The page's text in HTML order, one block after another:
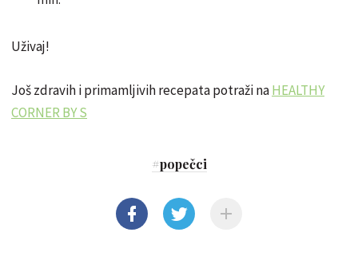
Uživaj!
Još zdravih i primamljivih recepata potraži naHEALTHY
CORNER BY S
#popečci